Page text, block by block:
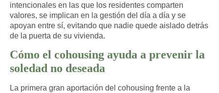
intencionales en las que los residentes comparten
valores, se implican en la gestión del día a día y se
apoyan entre sí, evitando que nadie quede aislado detrás
de la puerta de su vivienda.
Cómo el cohousing ayuda a prevenir la
soledad no deseada
La primera gran aportación del cohousing frente a la